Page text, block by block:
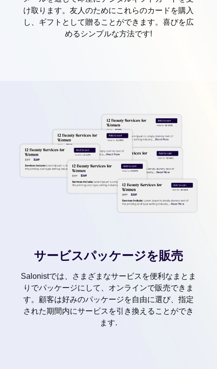
け取ります。友人のためにこれらのカードを購入
し、ギフトとして贈ることができます。喜びを広
めるシンプルな方法です!
サービスパッケージを販売
Salonistでは、さまざまなサービスを便利なまとま
りでパッケージにして、オンラインで販売できま
す。顧客は好みのパッケージを自由に選び、指定
された期間内にサービスを引き換えることができ
ます.